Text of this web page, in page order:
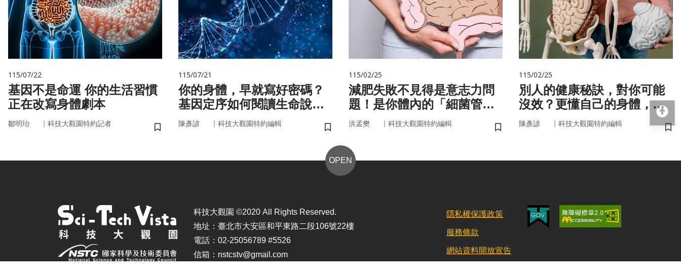
115/07/22
基因不是命運 你的生活習慣
正在改寫身體劇本
鄒明珆 ｜ 科技大觀園特約記者
儲存書籤
115/07/21
你的身體，早就寫好密碼？
基因定序如何閱讀生命說明
書
陳彥諺 ｜ 科技大觀園特約編輯
儲存書籤
115/02/25
減肥失敗不見得是意志力問
題！是你體內的「細菌管
家」在幫你囤油
洪孟樊 ｜ 科技大觀園特約編輯
儲存書籤
115/02/25
別人的健康秘訣，對你可能
沒效？更懂自己的身體，才
更能「精準健康」！
陳彥諺 ｜ 科技大觀園特約編輯
儲
OPEN
科技大觀園 ©2020 All Rights Reserved.
地址：臺北市大安區和平東路二段106號22樓
電話：02-25056789 #5526
信箱：nstcstv@gmail.com
隱私權保護政策
服務條款
網站資料開放宣告
回